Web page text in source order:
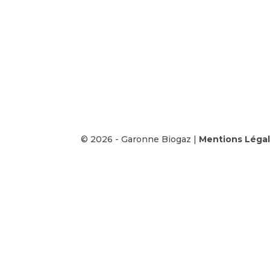
© 2026 - Garonne Biogaz | Mentions